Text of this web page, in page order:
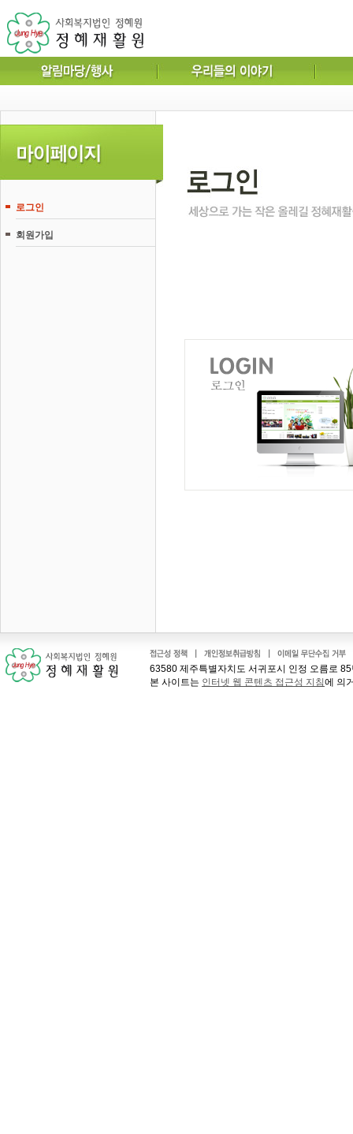
로그인
회원가입
63580 제주특별자치도 서귀포시 인정 오름로
본 사이트는 인터넷 웹 콘텐츠 접근성 지침에 의